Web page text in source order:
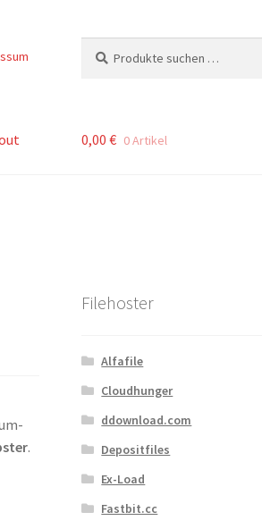
nach:
0,00 € 0 Artikel
.
Filehoster
Alfafile
Cloudhunger
ddownload.com
Depositfiles
Ex-Load
Fastbit.cc